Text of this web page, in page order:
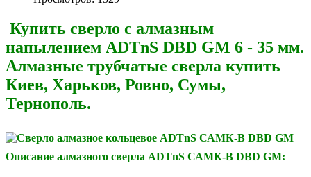
Купить сверло с алмазным
напылением ADTnS DBD GM 6 - 35 мм.
Алмазные трубчатые сверла купить
Киев, Харьков, Ровно, Сумы,
Тернополь.
Описание алмазного сверла ADTnS САМК-B DBD GM: